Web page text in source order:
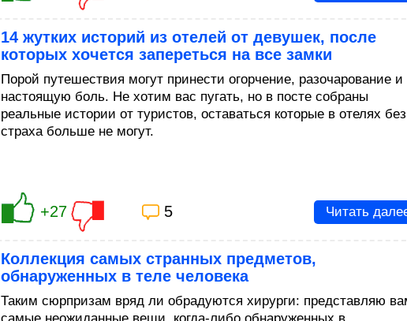
14 жутких историй из отелей от девушек, после
которых хочется запереться на все замки
Порой путешествия могут принести огорчение, разочарование и
настоящую боль. Не хотим вас пугать, но в посте собраны
реальные истории от туристов, оставаться которые в отелях без
страха больше не могут.
+27 5 Читать
Коллекция самых странных предметов,
обнаруженных в теле человека
Таким сюрпризам вряд ли обрадуются хирурги: представляю